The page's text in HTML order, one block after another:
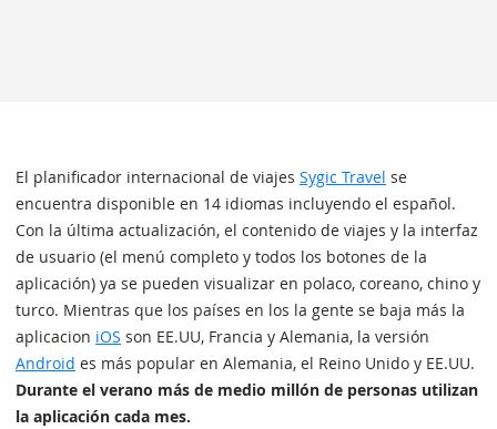
El planificador internacional de viajes Sygic Travel se
encuentra disponible en 14 idiomas incluyendo el español.
Con la última actualización, el contenido de viajes y la interfaz
de usuario (el menú completo y todos los botones de la
aplicación) ya se pueden visualizar en polaco, coreano, chino y
turco. Mientras que los países en los la gente se baja más la
aplicacion iOS son EE.UU, Francia y Alemania, la versión
Android es más popular en Alemania, el Reino Unido y EE.UU.
Durante el verano más de medio millón de personas utilizan
la aplicación cada mes.